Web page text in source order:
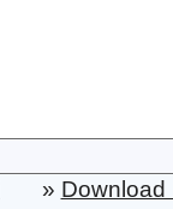
» Download